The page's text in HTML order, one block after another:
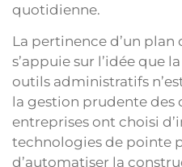
quotidienne.
La pertinence d’un
s’appuie sur l’idée que
outils administratifs
la gestion prudente des
entreprises ont choisi
technologies de pointe
d’automatiser la